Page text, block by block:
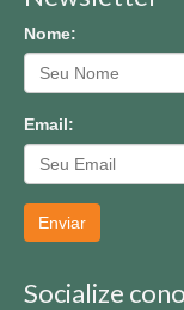
Nome:
Email:
Enviar
Socialize